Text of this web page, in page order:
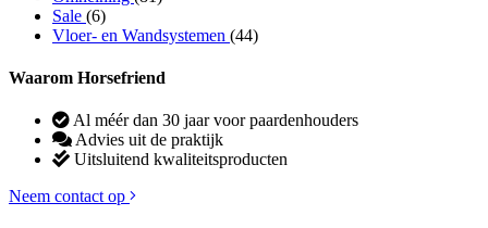
Sale (6)
Vloer- en Wandsystemen (44)
Waarom Horsefriend
Al méér dan 30 jaar voor paardenhouders
Advies uit de praktijk
Uitsluitend kwaliteitsproducten
Neem contact op